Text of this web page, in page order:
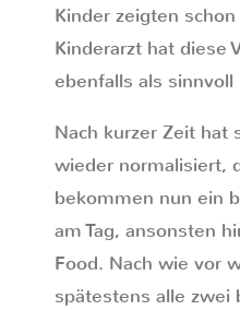
Kinder zeigten
Kinderarzt hat diese
ebenfalls als
Nach kurzer Zeit hat
wieder normalisiert,
bekommen nun ein
am Tag, ansonsten
Food. Nach wie vor
spätestens alle zwei